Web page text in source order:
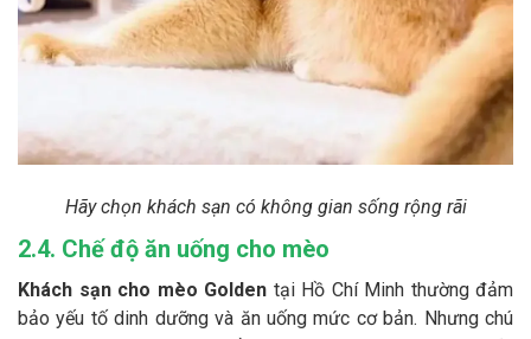
Hãy chọn khách sạn có không gian sống rộng rãi
2.4. Chế độ ăn uống cho mèo
Khách sạn cho mèo Golden tại Hồ Chí Minh thường đảm
bảo yếu tố dinh dưỡng và ăn uống mức cơ bản. Nhưng chú